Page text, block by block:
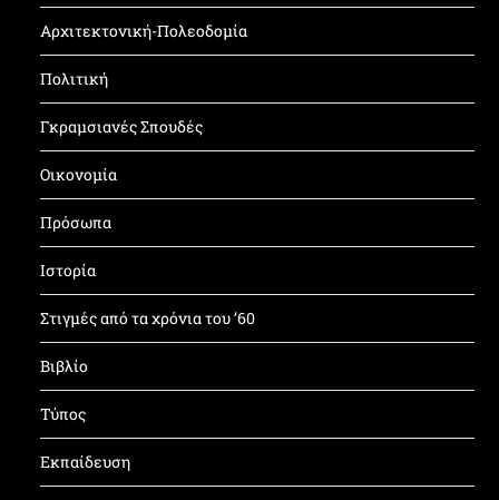
Αρχιτεκτονική-Πολεοδομία
Πολιτική
Γκραμσιανές Σπουδές
Οικονομία
Πρόσωπα
Ιστορία
Στιγμές από τα χρόνια του ’60
Βιβλίο
Τύπος
Εκπαίδευση